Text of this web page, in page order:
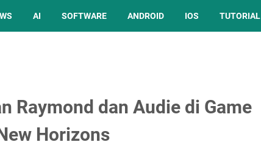
AI SOFTWARE ANDROID IOS TUTORIAL
Raymond dan Audie di Game
Horizons